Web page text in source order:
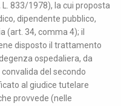
833/1978), la cui proposta
dipendente pubblico,
(art. 34, comma 4); il
disposto il trattamento
ospedaliera, da
del secondo
al giudice tutelare
provvede (nelle